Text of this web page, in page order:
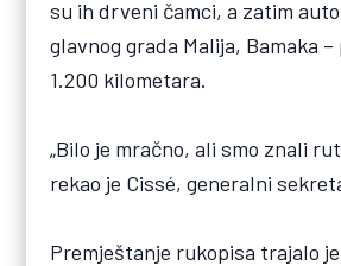
su ih drveni čamci, a zatim
glavnog grada Malija, Bamaka
1.200 kilometara.
„Bilo je mračno, ali smo znali
rekao je Cissé, generalni
Premještanje rukopisa trajalo